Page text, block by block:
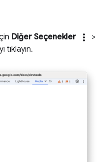
Diğer Seçenekler more_vert
>
tıklayın.